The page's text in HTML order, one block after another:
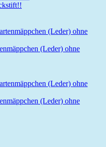
(Leder) ohne
(Leder) ohne